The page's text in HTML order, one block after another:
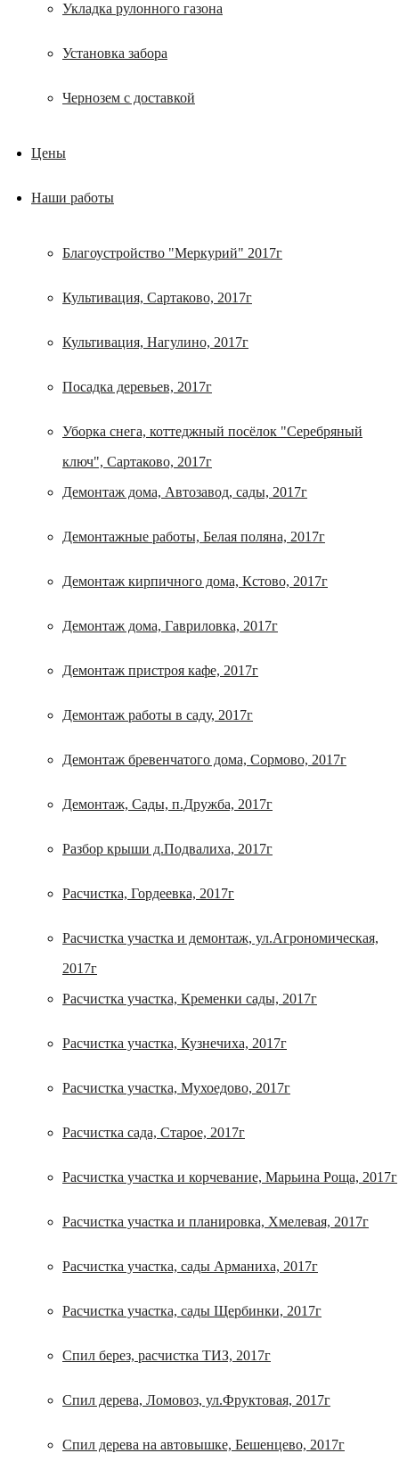
Укладка рулонного газона
Установка забора
Чернозем с доставкой
Цены
Наши работы
Благоустройство "Меркурий" 2017г
Культивация, Сартаково, 2017г
Культивация, Нагулино, 2017г
Посадка деревьев, 2017г
Уборка снега, коттеджный посёлок "Серебряный
ключ", Сартаково, 2017г
Демонтаж дома, Автозавод, сады, 2017г
Демонтажные работы, Белая поляна, 2017г
Демонтаж кирпичного дома, Кстово, 2017г
Демонтаж дома, Гавриловка, 2017г
Демонтаж пристроя кафе, 2017г
Демонтаж работы в саду, 2017г
Демонтаж бревенчатого дома, Сормово, 2017г
Демонтаж, Сады, п.Дружба, 2017г
Разбор крыши д.Подвалиха, 2017г
Расчистка, Гордеевка, 2017г
Расчистка участка и демонтаж, ул.Агрономическая,
2017г
Расчистка участка, Кременки сады, 2017г
Расчистка участка, Кузнечиха, 2017г
Расчистка участка, Мухоедово, 2017г
Расчистка сада, Старое, 2017г
Расчистка участка и корчевание, Марьина Роща, 2017г
Расчистка участка и планировка, Хмелевая, 2017г
Расчистка участка, сады Арманиха, 2017г
Расчистка участка, сады Щербинки, 2017г
Спил берез, расчистка ТИЗ, 2017г
Спил дерева, Ломовоз, ул.Фруктовая, 2017г
Спил дерева на автовышке, Бешенцево, 2017г